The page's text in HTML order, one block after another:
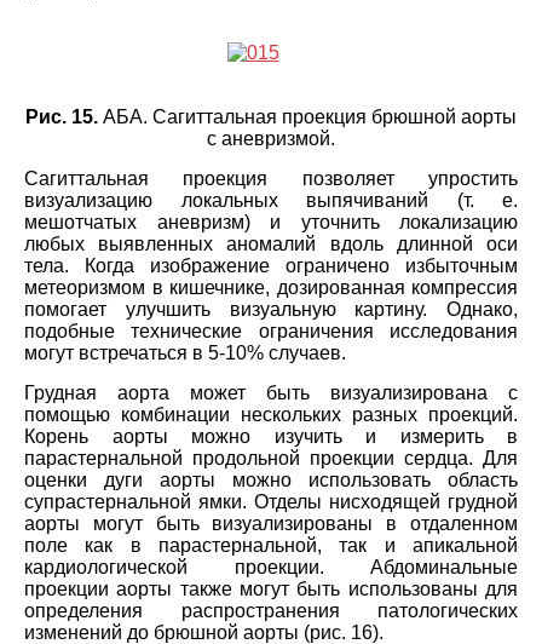
Рис. 15. AБA. Сагиттальная проекция брюшной аорты
с аневризмой.
Сагиттальная проекция позволяет упростить
визуализацию локальных выпячиваний (т. е.
мешотчатых аневризм) и уточнить локализацию
любых выявленных аномалий вдоль длинной оси
тела. Когда изображение ограничено избыточным
метеоризмом в кишечнике, дозированная компрессия
помогает улучшить визуальную картину. Однако,
подобные технические ограничения исследования
могут встречаться в 5-10% случаев.
Грудная аорта может быть визуализирована с
помощью комбинации нескольких разных проекций.
Корень аорты можно изучить и измерить в
парастернальной продольной проекции сердца. Для
оценки дуги аорты можно использовать область
супрастернальной ямки. Отделы нисходящей грудной
аорты могут быть визуализированы в отдаленном
поле как в парастернальной, так и апикальной
кардиологической проекции. Абдоминальные
проекции аорты также могут быть использованы для
определения распространения патологических
изменений до брюшной аорты (рис. 16).